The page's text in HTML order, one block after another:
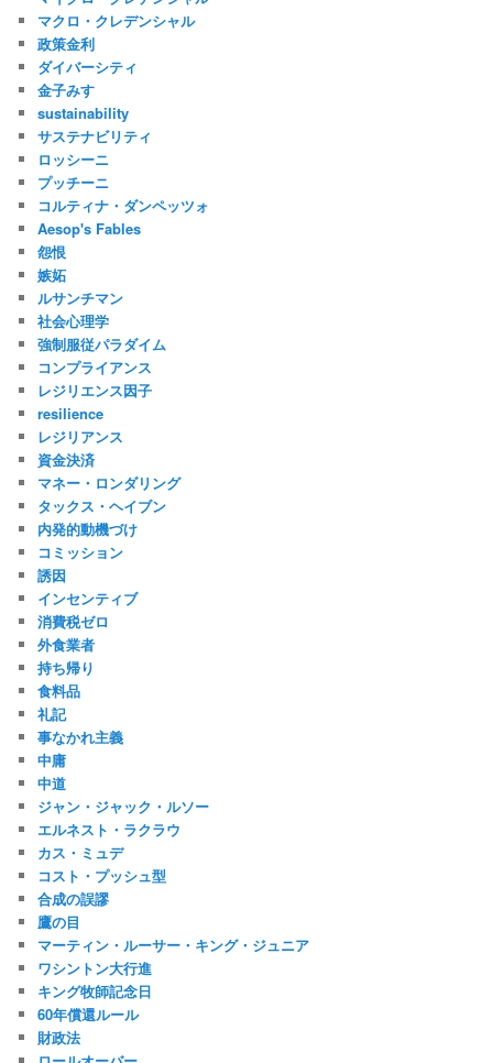
マクロ・クレデンシャル
政策金利
ダイバーシティ
金子みすゞ
sustainability
サステナビリティ
ロッシーニ
プッチーニ
コルティナ・ダンペッツォ
Aesop's Fables
怨恨
嫉妬
ルサンチマン
社会心理学
強制服従パラダイム
コンプライアンス
レジリエンス因子
resilience
レジリアンス
資金決済
マネー・ロンダリング
タックス・ヘイブン
内発的動機づけ
コミッション
誘因
インセンティブ
消費税ゼロ
外食業者
持ち帰り
食料品
礼記
事なかれ主義
中庸
中道
ジャン・ジャック・ルソー
エルネスト・ラクラウ
カス・ミュデ
コスト・プッシュ型
合成の誤謬
鷹の目
マーティン・ルーサー・キング・ジュニア
ワシントン大行進
キング牧師記念日
60年償還ルール
財政法